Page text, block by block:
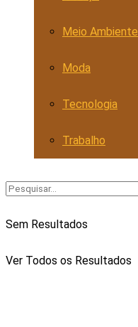
Meio Ambiente
Moda
Tecnologia
Trabalho
Sem Resultados
Ver Todos os Resultados